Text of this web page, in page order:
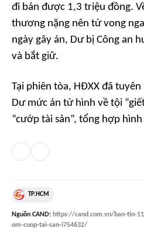
đi bán được 1,3 triệu đồng.
thương nặng nên tử vong
ngày gây án, Dư bị Công an
và bắt giữ.
Tại phiên tòa, HĐXX đã tuyên
Dư mức án tử hình về tội
“cướp tài sản”, tổng hợp
TP.HCM
Nguồn CAND: https://cand.com.vn/ban-tin-
om-cuop-tai-san-i754632/